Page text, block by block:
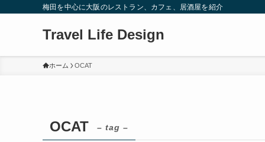
梅田を中心に大阪のレストラン、カフェ、居酒屋を紹介
Travel Life Design
ホーム OCAT
OCAT – tag –